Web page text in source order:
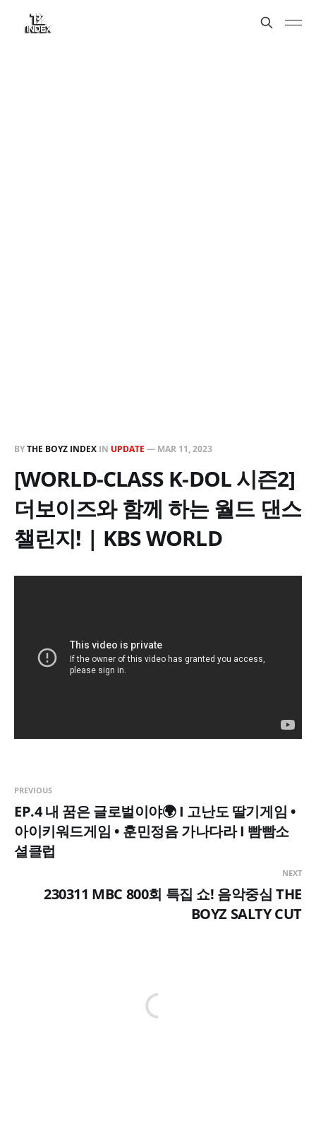
BYTHE BOYZ INDEX IN UPDATE — MAR 11, 2023
[WORLD-CLASS K-DOL 시즌2]
더보이즈와 함께 하는 월드 댄스
챌린지! | KBS WORLD
PREVIOUS
EP.4 내 꿈은 글로벌이야🌍 I 고난도 딸기게임 •
아이키워드게임 • 훈민정음 가나다라 I 빰빰소
셜클럽
NEXT
230311 MBC 800회 특집 쇼! 음악중심 THE
BOYZ SALTY CUT